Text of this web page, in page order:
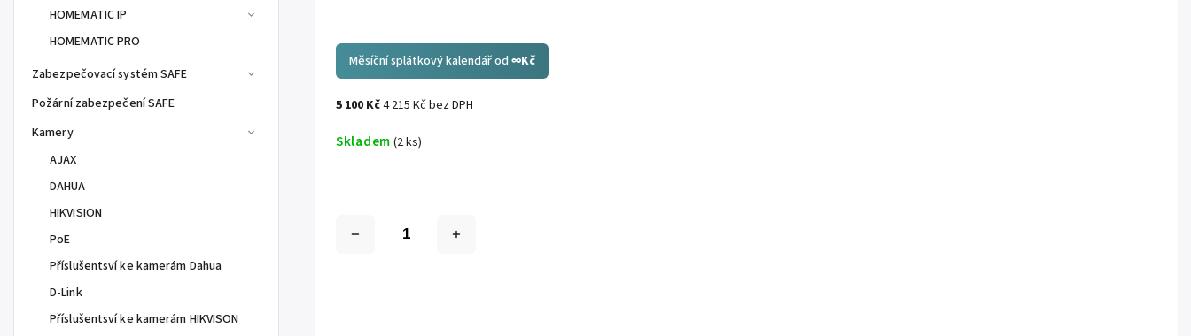
HOMEMATIC IP
HOMEMATIC PRO
Zabezpečovací systém SAFE
Požární zabezpečení SAFE
Kamery
AJAX
DAHUA
HIKVISION
PoE
Příslušentsví ke kamerám Dahua
D-Link
Příslušentsví ke kamerám HIKVISON
Měsíční splátkový kalendář od ∞Kč
5 100 Kč4 215 Kč bez DPH
Skladem (2 ks)